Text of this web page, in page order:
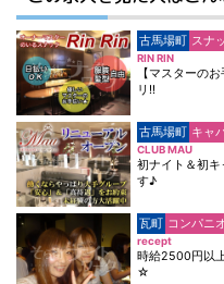
古馬場町 スナ
RIN RIN
【マスターの
リ!!
古馬場町 キャ
CLUB MAU
初ナイト＆初キ
す♪
瓦町 コンパニ
recept
時給2500円以
☆